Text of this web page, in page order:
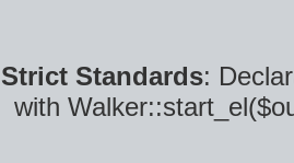
Strict Standards:
with